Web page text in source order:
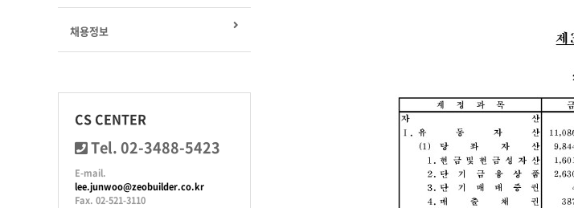
채용정보
CS CENTER
Tel. 02-3488-5423
E-mail.
lee.junwoo@zeobuilder.co.kr
Fax. 02-521-3110